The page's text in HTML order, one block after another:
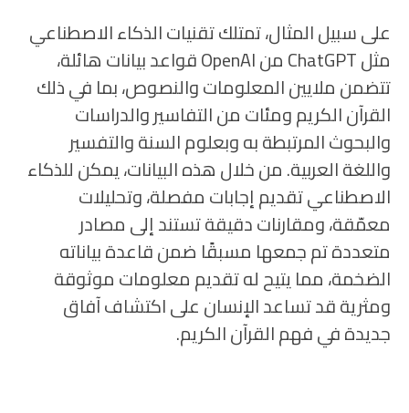
على سبيل المثال، تمتلك تقنيات الذكاء الاصطناعي
مثل ChatGPT من OpenAI قواعد بيانات هائلة،
تتضمن ملايين المعلومات والنصوص، بما في ذلك
القرآن الكريم ومئات من التفاسير والدراسات
والبحوث المرتبطة به وبعلوم السنة والتفسير
واللغة العربية. من خلال هذه البيانات، يمكن للذكاء
الاصطناعي تقديم إجابات مفصلة، وتحليلات
معمّقة، ومقارنات دقيقة تستند إلى مصادر
متعددة تم جمعها مسبقًا ضمن قاعدة بياناته
الضخمة، مما يتيح له تقديم معلومات موثوقة
ومثرية قد تساعد الإنسان على اكتشاف آفاق
جديدة في فهم القرآن الكريم.